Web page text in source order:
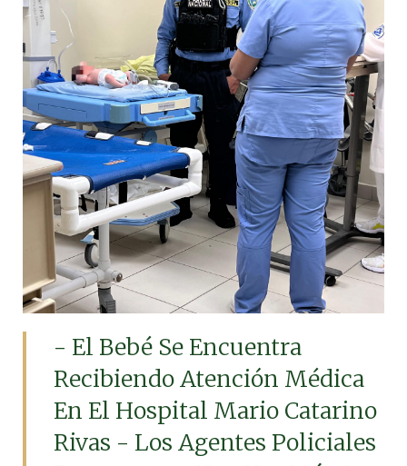
- El Bebé Se Encuentra
Recibiendo Atención Médica
En El Hospital Mario Catarino
Rivas - Los Agentes Policiales